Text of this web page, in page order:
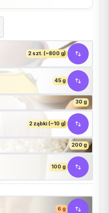
2 szt. (~800 g)
45 g
30 g
2 ząbki (~10 g)
200 g
100 g
6 g